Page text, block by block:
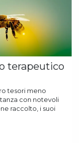
terapeutico
tesori meno
con notevoli
raccolto, i suoi